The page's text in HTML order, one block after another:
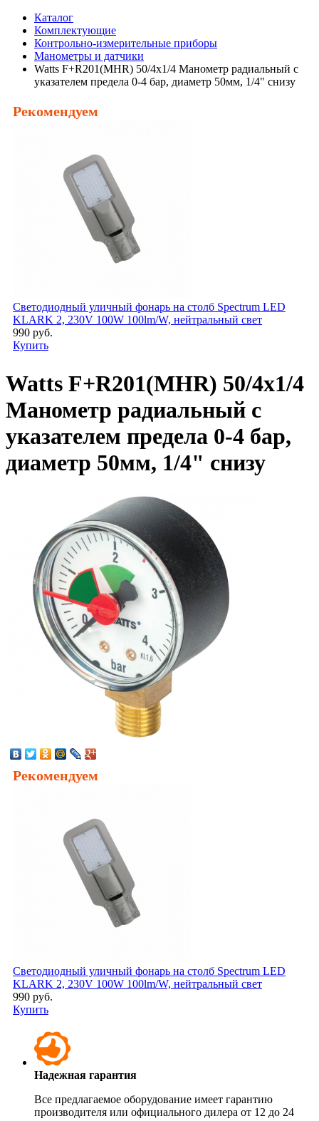
Каталог
Комплектующие
Контрольно-измерительные приборы
Манометры и датчики
Watts F+R201(MHR) 50/4x1/4 Манометр радиальный с
указателем предела 0-4 бар, диаметр 50мм, 1/4" снизу
Рекомендуем
Светодиодный уличный фонарь на столб Spectrum LED
KLARK 2, 230V 100W 100lm/W, нейтральный свет
990 руб.
Купить
Watts F+R201(MHR) 50/4x1/4
Манометр радиальный с
указателем предела 0-4 бар,
диаметр 50мм, 1/4" снизу
Рекомендуем
Светодиодный уличный фонарь на столб Spectrum LED
KLARK 2, 230V 100W 100lm/W, нейтральный свет
990 руб.
Купить
Надежная гарантия
Все предлагаемое оборудование имеет гарантию
производителя или официального дилера от 12 до 24